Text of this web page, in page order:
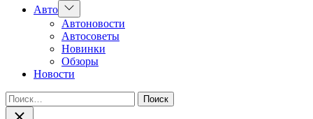
Авто Показать
подменю
Автоновости
Автосоветы
Новинки
Обзоры
Новости
Найти:
Закрыть